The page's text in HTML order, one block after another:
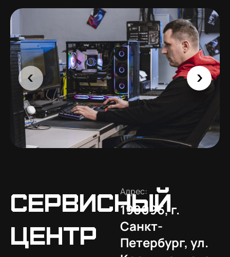
Сервисный
центр
Адрес:
198096, г.
Санкт-
Петербург, ул.